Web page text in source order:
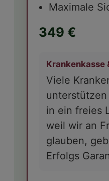
Maximale
349 €
Krankenkasse
Viele
in ein freies
weil wir an
glauben,
Erfolgs